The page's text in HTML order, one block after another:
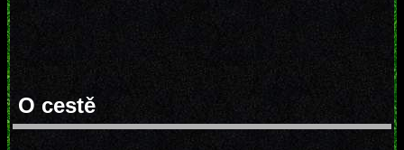
O cestě